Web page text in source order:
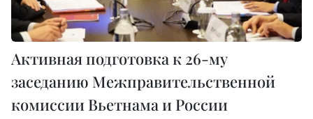
Активная подготовка к 26-му
заседанию Межправительственной
комиссии Вьетнама и России